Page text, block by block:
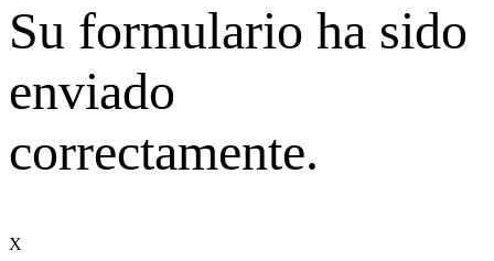
Su formulario ha sido
enviado
correctamente.
X